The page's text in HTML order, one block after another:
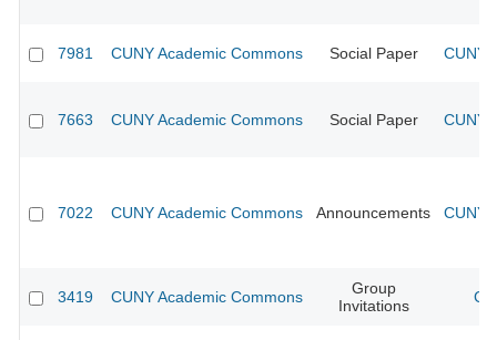
7981 CUNY Academic Commons Social Paper CUNY
7663 CUNY Academic Commons Social Paper CUNY
7022 CUNY Academic Commons Announcements CUNY
3419 CUNY Academic Commons
Group
Invitations